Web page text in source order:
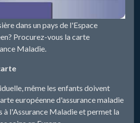
dans un pays de l'Espace
Procurez-vous la carte
Maladie.
même les enfants doivent
européenne d'assurance maladie
à l'Assurance Maladie et permet la